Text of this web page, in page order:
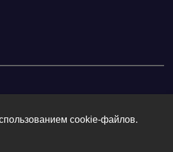
cookie-файлов.